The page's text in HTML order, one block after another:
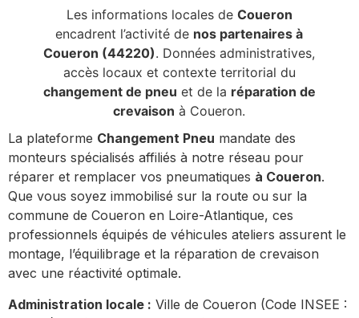
Les informations locales de Coueron
encadrent l’activité de nos partenaires à
Coueron (44220). Données administratives,
accès locaux et contexte territorial du
changement de pneu et de la réparation de
crevaison à Coueron.
La plateforme Changement Pneu mandate des
monteurs spécialisés affiliés à notre réseau pour
réparer et remplacer vos pneumatiques à Coueron.
Que vous soyez immobilisé sur la route ou sur la
commune de Coueron en Loire-Atlantique, ces
professionnels équipés de véhicules ateliers assurent le
montage, l’équilibrage et la réparation de crevaison
avec une réactivité optimale.
Administration locale : Ville de Coueron (Code INSEE :